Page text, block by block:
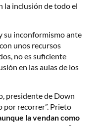
la inclusión de todo el
su inconformismo ante
unos recursos
no es suficiente
en las aulas de los
presidente de Down
por recorrer”. Prieto
la vendan como